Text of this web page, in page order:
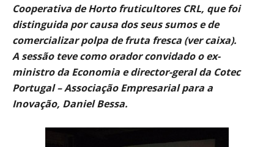
Cooperativa de Horto fruticultores CRL, que foi
distinguida por causa dos seus sumos e de
comercializar polpa de fruta fresca (ver caixa).
A sessão teve como orador convidado o ex-
ministro da Economia e director-geral da Cotec
Portugal – Associação Empresarial para a
Inovação, Daniel Bessa.